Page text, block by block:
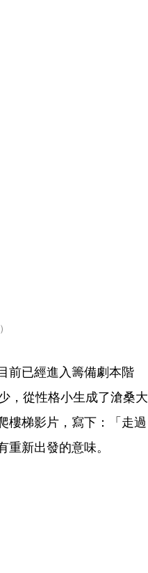
前已經進入籌備劇本階
，從性格小生成了滄桑大
樓梯影片，寫下：「走過
新出發的意味。